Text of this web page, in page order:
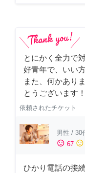
とにかく全力で
好青年で、いい
また、何かあり
とうございます！
依頼されたチケット
男性 / 30
sentiment_satisfied 67 sentiment_neutral
ひかり電話の接